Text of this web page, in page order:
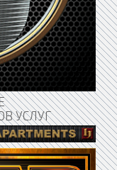
УСЛУГ